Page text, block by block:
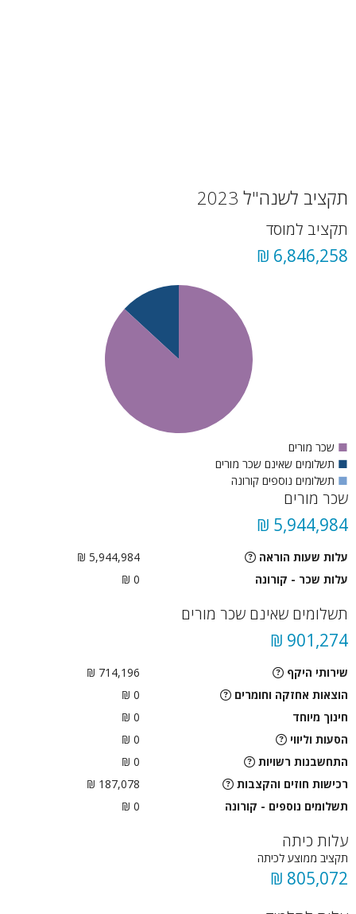
תקציב לשנה"ל 2023
תקציב למוסד
6,846,258 ₪
■ שכר מורים
■ תשלומים שאינם שכר מורים
■ תשלומים נוספים קורונה
שכר מורים
5,944,984 ₪
עלות שעות הוראה
5,944,984 ₪
עלות שכר - קורונה
0 ₪
תשלומים שאינם שכר מורים
901,274 ₪
שירותי היקף
714,196 ₪
הוצאות אחזקה וחומרים
0 ₪
חינוך מיוחד
0 ₪
הסעות וליווי
0
₪
התחשבנות רשויות
0
₪
רכישות חוזים והקצבות
187,078 ₪
תשלומים נוספים - קורונה
0 ₪
עלות כיתה
תקציב ממוצע לכיתה
805,072 ₪